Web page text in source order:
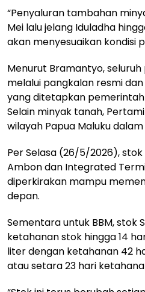
“Penyaluran tambahan
Mei lalu jelang Iduladha
akan menyesuaikan kondisi
Menurut Bramantyo,
melalui pangkalan resmi
yang ditetapkan
Selain minyak tanah,
wilayah Papua Maluku
Per Selasa (26/5/2026),
Ambon dan Integrated
diperkirakan mampu
depan.
Sementara untuk BBM, stok
ketahanan stok hingga 14
liter dengan ketahanan 42
atau setara 23 hari